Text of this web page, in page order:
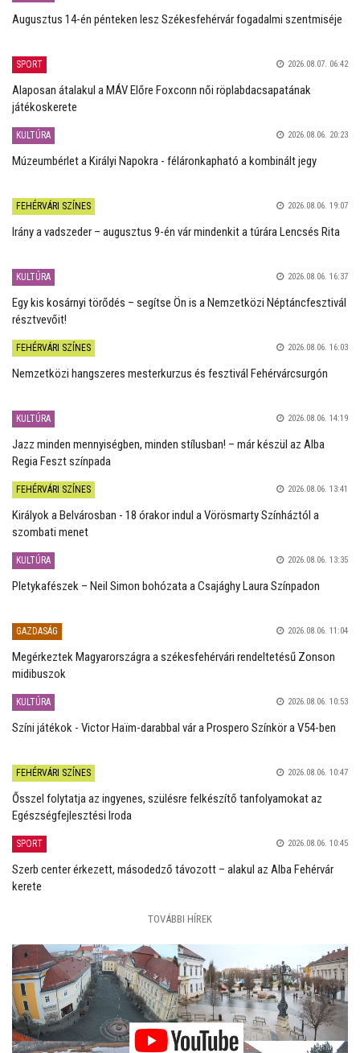
Augusztus 14-én pénteken lesz Székesfehérvár fogadalmi szentmiséje
SPORT 2026.08.07. 06:42
Alaposan átalakul a MÁV Előre Foxconn női röplabdacsapatának
játékoskerete
KULTÚRA 2026.08.06. 20:23
Múzeumbérlet a Királyi Napokra - féláronkapható a kombinált jegy
FEHÉRVÁRI SZÍNES 2026.08.06. 19:07
Irány a vadszeder – augusztus 9-én vár mindenkit a túrára Lencsés Rita
KULTÚRA 2026.08.06. 16:37
Egy kis kosárnyi törődés – segítse Ön is a Nemzetközi Néptáncfesztivál
résztvevőit!
FEHÉRVÁRI SZÍNES 2026.08.06. 16:03
Nemzetközi hangszeres mesterkurzus és fesztivál Fehérvárcsurgón
KULTÚRA 2026.08.06. 14:19
Jazz minden mennyiségben, minden stílusban! – már készül az Alba
Regia Feszt színpada
FEHÉRVÁRI SZÍNES 2026.08.06. 13:41
Királyok a Belvárosban - 18 órakor indul a Vörösmarty Színháztól a
szombati menet
KULTÚRA 2026.08.06. 13:35
Pletykafészek – Neil Simon bohózata a Csajághy Laura Színpadon
GAZDASÁG 2026.08.06. 11:04
Megérkeztek Magyarországra a székesfehérvári rendeltetésű Zonson
midibuszok
KULTÚRA 2026.08.06. 10:53
Színi játékok - Victor Haïm-darabbal vár a Prospero Színkör a V54-ben
FEHÉRVÁRI SZÍNES 2026.08.06. 10:47
Ősszel folytatja az ingyenes, szülésre felkészítő tanfolyamokat az
Egészségfejlesztési Iroda
SPORT 2026.08.06. 10:45
Szerb center érkezett, másodedző távozott – alakul az Alba Fehérvár
kerete
TOVÁBBI HÍREK